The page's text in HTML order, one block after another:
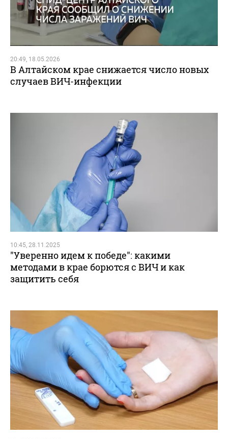
20:49, 18.05.2026
В Алтайском крае снижается число новых
случаев ВИЧ-инфекции
10:45, 28.11.2025
"Уверенно идем к победе": какими
методами в крае борются с ВИЧ и как
защитить себя